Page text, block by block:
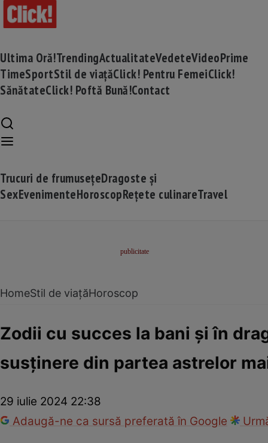
Ultima Oră!TrendingActualitateVedeteVideoPrime
TimeSportStil de viațăClick! Pentru FemeiClick!
SănătateClick! Poftă Bună!Contact
Trucuri de frumusețeDragoste și
SexEvenimenteHoroscopRețete culinareTravel
HomeStil de viațăHoroscop
Zodii cu succes la bani și în
susținere din partea astrelor
29 iulie 2024 22:38
Adaugă-ne ca sursă preferată în Google